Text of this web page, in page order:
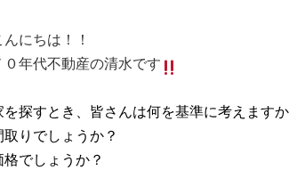
んにちは！！
０年代不動産の清水です
を探すとき、皆さんは何を基準に考えますか
取りでしょうか？
格でしょうか？